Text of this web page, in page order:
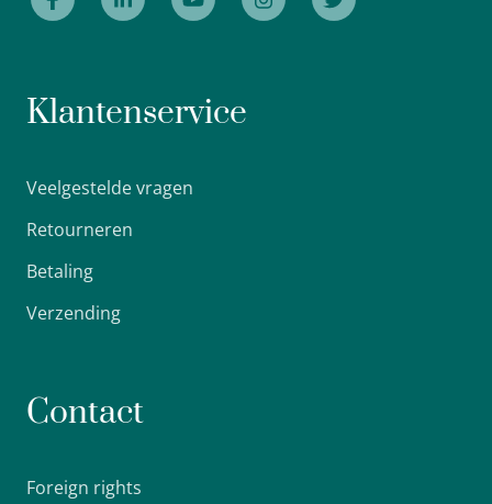
Klantenservice
Veelgestelde vragen
Retourneren
Betaling
Verzending
Contact
Foreign rights